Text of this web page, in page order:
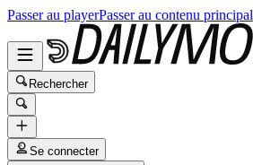
Passer au playerPasser au contenu principal
Rechercher
Se connecter